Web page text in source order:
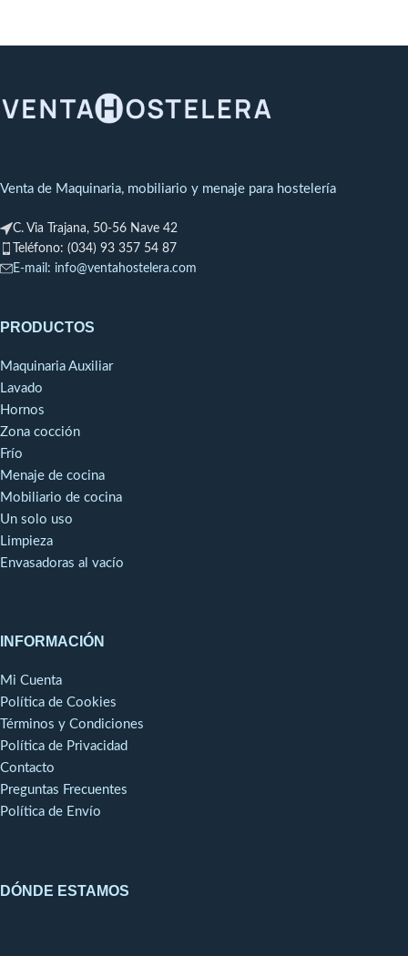
MODELO CDA-111 G
Dimensiones: 800 x
840 x 1100 mm.
bandejas GN 1/1
Potencia gas: 16 kW
accidente.
T612
Venta de Maquinaria, mobiliario y menaje para hostelería
C. Via Trajana, 50-56 Nave 42
Teléfono: (034) 93 357 54 87
E-mail: info@ventahostelera.com
PRODUCTOS
Maquinaria Auxiliar
Lavado
Hornos
Zona cocción
Frío
Menaje de cocina
Mobiliario de cocina
Un solo uso
Limpieza
Envasadoras al vacío
INFORMACIÓN
Mi Cuenta
Política de Cookies
Términos y Condiciones
Política de Privacidad
Contacto
Preguntas Frecuentes
Política de Envío
DÓNDE ESTAMOS